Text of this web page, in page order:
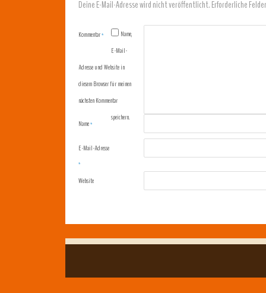
Deine E-Mail-Adresse wird nicht veröffentlicht.Erforderliche
Kommentar*
Name*
E-Mail-Adresse
*
Website
Name,
E-Mail-
Adresse und Website in
diesem Browser für meinen
nächsten Kommentar
speichern.